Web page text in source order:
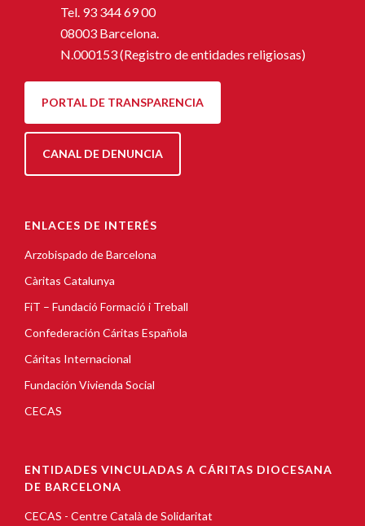
Tel. 93 344 69 00
08003 Barcelona.
N.000153 (Registro de entidades religiosas)
PORTAL DE TRANSPARENCIA
CANAL DE DENUNCIA
ENLACES DE INTERÉS
Arzobispado de Barcelona
Càritas Catalunya
FiT – Fundació Formació i Treball
Confederación Cáritas Española
Cáritas Internacional
Fundación Vivienda Social
CECAS
ENTIDADES VINCULADAS A CÁRITAS DIOCESANA
DE BARCELONA
CECAS - Centre Català de Solidaritat